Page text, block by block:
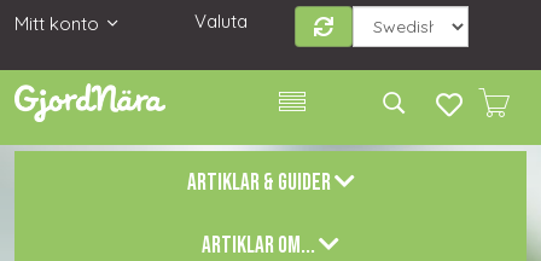
Mitt konto Valuta
ARTIKLAR & GUIDER
ARTIKLAR OM...